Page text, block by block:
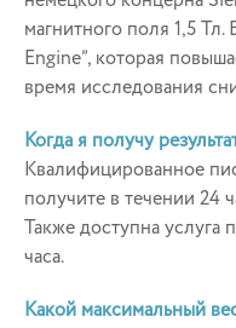
магнитного поля 1,5
Engine”, которая
время исследования
Когда я получу
Квалифицированное
получите в течении 24
Также доступна
часа.
Какой максимальный